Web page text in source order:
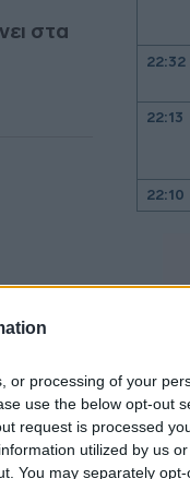
or processing of your
use the below opt-out
request is processed
utilized by us
You may separately
στα
22:32
22:13
22:10
21:46